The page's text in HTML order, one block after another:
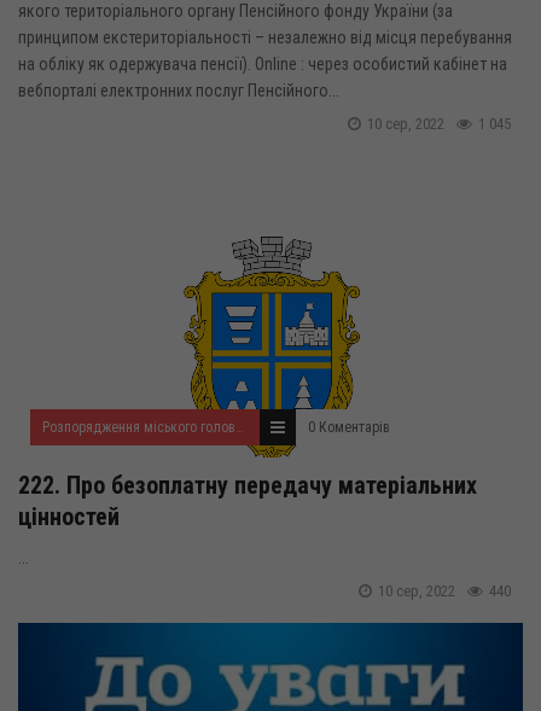
якого територіального органу Пенсійного фонду України (за
принципом екстериторіальності – незалежно від місця перебування
на обліку як одержувача пенсії). Online : через особистий кабінет на
вебпорталі електронних послуг Пенсійного...
1 045
10 сер, 2022
Розпорядження міського голови за 2022 рік 0 Коментарів
222. Про безоплатну передачу матеріальних
цінностей
...
440
10 сер, 2022